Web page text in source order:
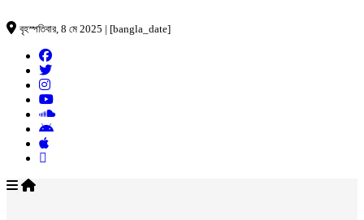
বৃহস্পতিবার, 8 মে 2025 | [bangla_date]